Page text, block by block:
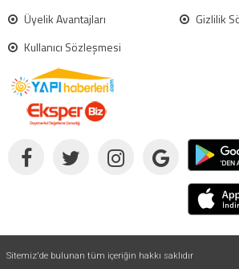
Üyelik Avantajları
Gizlilik
Kullanıcı Sözleşmesi
Sitemiz'de bulunan tüm içeriğin hakkı saklıdır